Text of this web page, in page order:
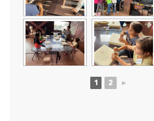
1 2 ►